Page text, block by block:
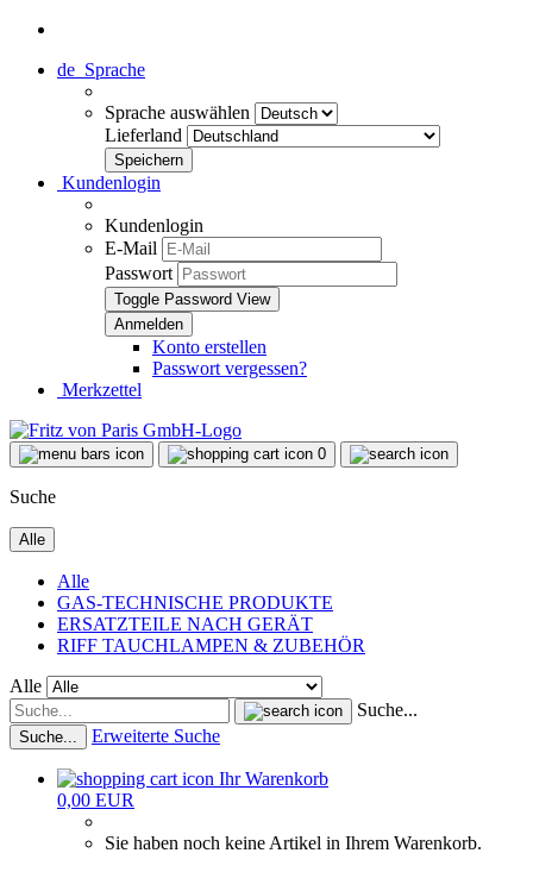
de Sprache
Sprache auswählen
Lieferland
Kundenlogin
Kundenlogin
E-Mail
Passwort
Toggle Password View
Konto erstellen
Passwort vergessen?
Merkzettel
0
Suche
Alle
Alle
GAS-TECHNISCHE PRODUKTE
ERSATZTEILE NACH GERÄT
RIFF TAUCHLAMPEN & ZUBEHÖR
Alle
Suche...
Suche... Erweiterte Suche
Ihr Warenkorb
0,00 EUR
Sie haben noch keine Artikel in Ihrem Warenkorb.